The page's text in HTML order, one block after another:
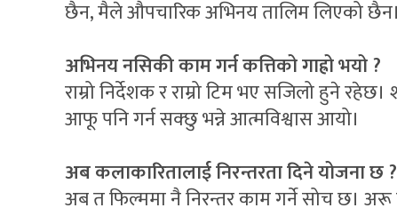
छैन, मैले औपचारिक अभिनय तालिम लिएको छैन।
अभिनय नसिकी काम गर्न कत्तिको गाह्रो भयो ?
राम्रो निर्देशक र राम्रो टिम भए सजिलो हुने
आफू पनि गर्न सक्छु भन्ने आत्मविश्वास आयो।
अब कलाकारितालाई निरन्तरता दिने योजना छ ?
अब त फिल्ममा नै निरन्तर काम गर्ने सोच छ।